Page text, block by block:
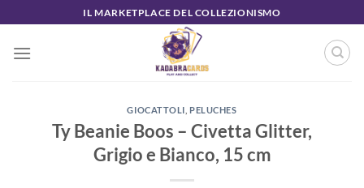
ai
contenuti
IL MARKETPLACE DEL COLLEZIONISMO
GIOCATTOLI PELUCHES
Ty Beanie Boos – Civetta Glitter,
Grigio e Bianco, 15 cm